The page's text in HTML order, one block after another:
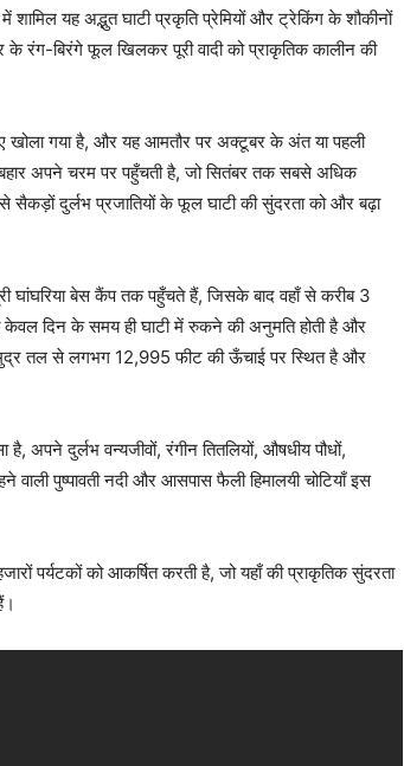
शामिल यह अद्भुत घाटी प्रकृति प्रेमियों और ट्रेकिंग के शौकीनों
के रंग-बिरंगे फूल खिलकर पूरी वादी को प्राकृतिक कालीन की
खोला गया है, और यह आमतौर पर अक्टूबर के अंत या पहली
अपने चरम पर पहुँचती है, जो सितंबर तक सबसे अधिक
सैकड़ों दुर्लभ प्रजातियों के फूल घाटी की सुंदरता को और बढ़ा
घांघरिया बेस कैंप तक पहुँचते हैं, जिसके बाद वहाँ से करीब 3
केवल दिन के समय ही घाटी में रुकने की अनुमति होती है और
समुद्र तल से लगभग 12,995 फीट की ऊँचाई पर स्थित है और
है, अपने दुर्लभ वन्यजीवों, रंगीन तितलियों, औषधीय पौधों,
वाली पुष्पावती नदी और आसपास फैली हिमालयी चोटियाँ इस
पर्यटकों को आकर्षित करती है, जो यहाँ की प्राकृतिक सुंदरता